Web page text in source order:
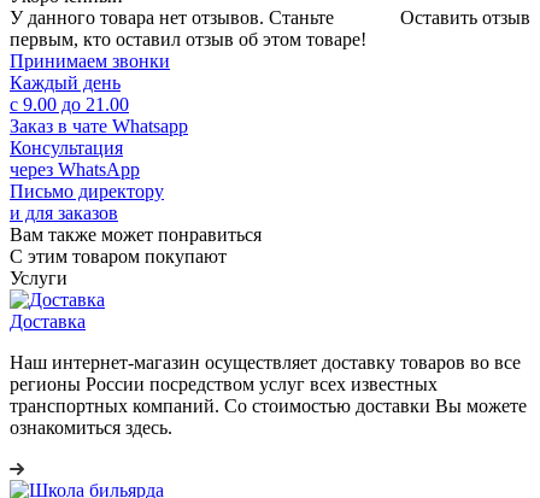
Оставить отзыв
У данного товара нет отзывов. Станьте
первым, кто оставил отзыв об этом товаре!
Принимаем звонки
Каждый день
с 9.00 до 21.00
Заказ в чате Whatsapp
Консультация
через WhatsApp
Письмо директору
и для заказов
Вам также может понравиться
С этим товаром покупают
Услуги
Доставка
Наш интернет-магазин осуществляет доставку товаров во все
регионы России посредством услуг всех известных
транспортных компаний. Со стоимостью доставки Вы можете
ознакомиться здесь.